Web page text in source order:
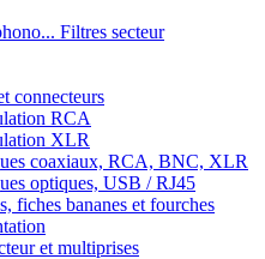
Filtres secteur
connecteurs
RCA
XLR
coaxiaux, RCA, BNC, XLR
optiques, USB / RJ45
fiches bananes et fourches
et multiprises